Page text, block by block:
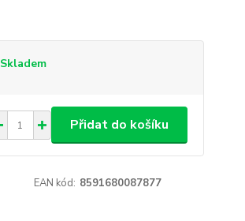
Skladem
Přidat do košíku
EAN kód: 8591680087877